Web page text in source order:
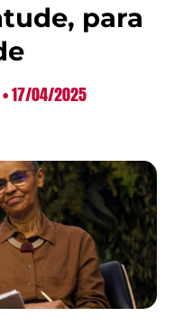
para
17/04/2025